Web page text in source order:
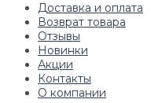
Доставка и оплата
Возврат товара
Отзывы
Новинки
Акции
Контакты
О компании